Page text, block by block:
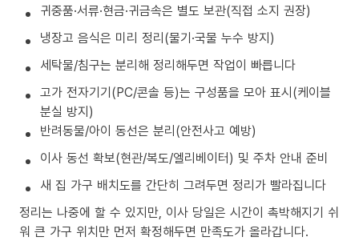
귀중품·서류·현금·귀금속은 별도 보관(직접 소지 권장)
냉장고 음식은 미리 정리(물기·국물 누수 방지)
세탁물/침구는 분리해 정리해두면 작업이 빠릅니다
고가 전자기기(PC/콘솔 등)는 구성품을 모아 표시(케이블
분실 방지)
반려동물/아이 동선은 분리(안전사고 예방)
이사 동선 확보(현관/복도/엘리베이터) 및 주차 안내 준비
새 집 가구 배치도를 간단히 그려두면 정리가 빨라집니다
정리는 나중에 할 수 있지만, 이사 당일은 시간이 촉박해지기 쉬
워 큰 가구 위치만 먼저 확정해두면 만족도가 올라갑니다.